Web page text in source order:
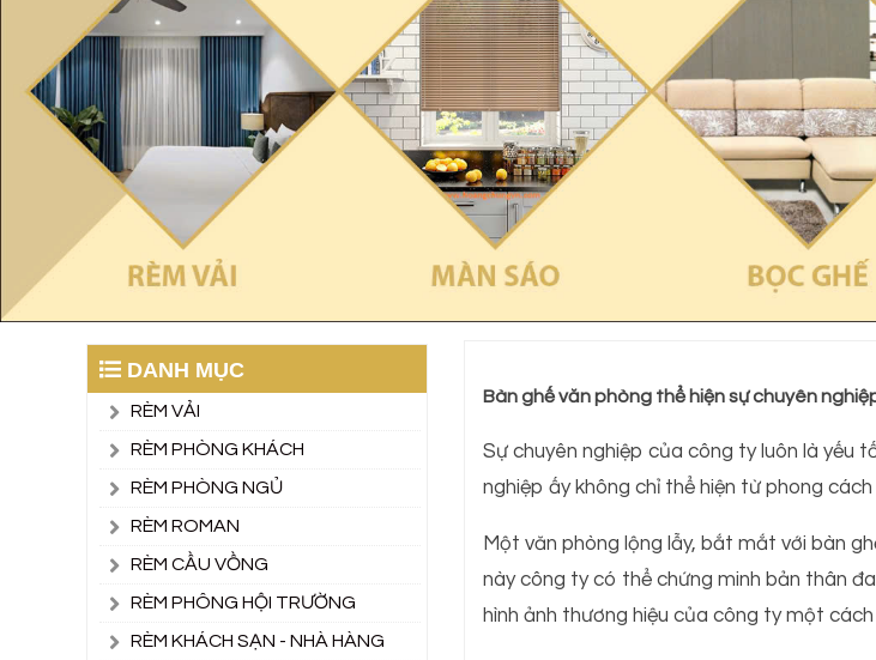
Bàn ghế văn phòng thể hiện sự chuyên
Sự chuyên nghiệp của công ty luôn là yếu
nghiệp ấy không chỉ thể hiện từ phong
Một văn phòng lộng lẫy, bắt mắt với bàn
này công ty có thể chứng minh bản thân
hình ảnh thương hiệu của công ty một
DANH MỤC
RÈM VẢI
RÈM PHÒNG KHÁCH
RÈM PHÒNG NGỦ
RÈM ROMAN
RÈM CẦU VỒNG
RÈM PHÔNG HỘI TRƯỜNG
RÈM KHÁCH SẠN - NHÀ HÀNG